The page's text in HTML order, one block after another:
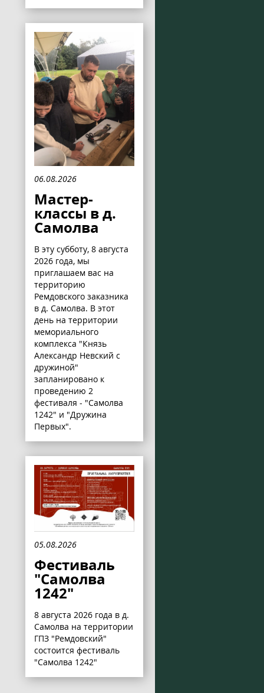
06.08.2026
Мастер-
классы в д.
Самолва
В эту субботу, 8 августа
2026 года, мы
приглашаем вас на
территорию
Ремдовского заказника
в д. Самолва. В этот
день на территории
мемориального
комплекса "Князь
Александр Невский с
дружиной"
запланировано к
проведению 2
фестиваля - "Самолва
1242" и "Дружина
Первых".
05.08.2026
Фестиваль
"Самолва
1242"
8 августа 2026 года в д.
Самолва на территории
ГПЗ "Ремдовский"
состоится фестиваль
"Самолва 1242"